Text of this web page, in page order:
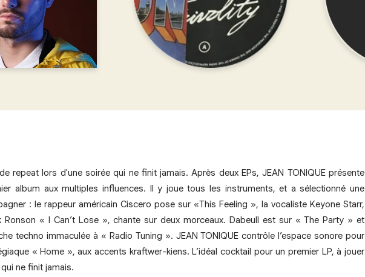
repeat lors d'une soirée qui ne finit jamais. Après deux EPs, JEAN TONIQUE présente
album aux multiples influences. Il y joue tous les instruments, et a sélectionné une
: le rappeur américain Ciscero pose sur «This Feeling », la vocaliste Keyone Starr,
« I Can’t Lose », chante sur deux morceaux. Dabeull est sur « The Party » et
techno immaculée à « Radio Tuning ». JEAN TONIQUE contrôle l’espace sonore pour
« Home », aux accents kraftwer-kiens. L’idéal cocktail pour un premier LP, à jouer
ne finit jamais.